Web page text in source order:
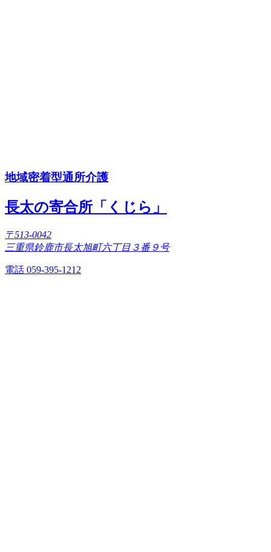
地域密着型通所介護
長太の寄合所「くじら」
〒513-0042
三重県鈴鹿市長太旭町六丁目３番９号
電話 059-395-1212